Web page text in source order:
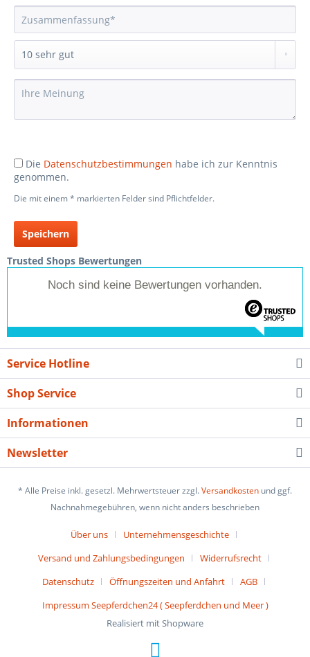
Die Datenschutzbestimmungen habe ich zur Kenntnis
genommen.
Die mit einem * markierten Felder sind Pflichtfelder.
Speichern
Trusted Shops Bewertungen
Noch sind keine Bewertungen vorhanden.
Service Hotline
Shop Service
Informationen
Newsletter
* Alle Preise inkl. gesetzl. Mehrwertsteuer zzgl.Versandkosten und ggf.
Nachnahmegebühren, wenn nicht anders beschrieben
Über uns
Unternehmensgeschichte
Versand und Zahlungsbedingungen
Widerrufsrecht
Datenschutz
Öffnungszeiten und Anfahrt
AGB
Impressum Seepferdchen24 ( Seepferdchen und Meer )
Realisiert mit Shopware